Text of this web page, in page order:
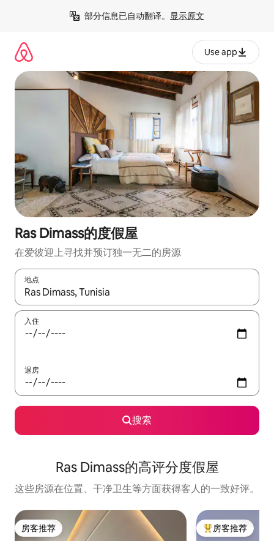
部分信息已自动翻译。 显示原文
Use app
Ras Dimass的度假屋
在爱彼迎上寻找并预订独一无二的房源
地点
如有搜索结果，请使用上下方向键查看，或通过点击或滑动手势
入住
退房
搜索
Ras Dimass的高评分度假屋
这些房源在位置、干净卫生等方面获得客人的一致好评。
房客推荐
房客推荐 热门「房客推荐」
房客推荐